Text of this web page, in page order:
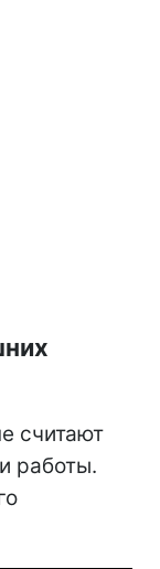
считают
работы.